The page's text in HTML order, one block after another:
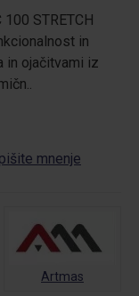
STRETCH
in
in ojačitvami iz
mnenje
Artmas